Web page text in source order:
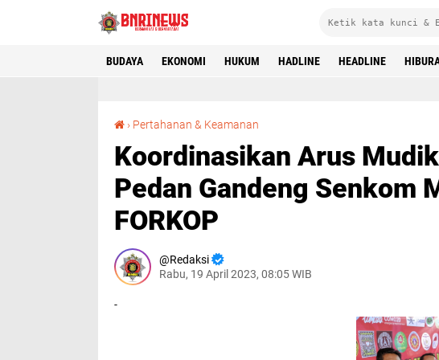
BUDAYA EKONOMI HUKUM HADLINE HEADLINE
› Pertahanan & Keamanan
Koordinasikan Arus
Pedan Gandeng Senkom
FORKOP
Redaksi
Rabu, 19 April 2023, 08:05 WIB
-